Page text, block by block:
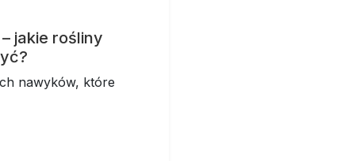
jakie rośliny
nawyków, które